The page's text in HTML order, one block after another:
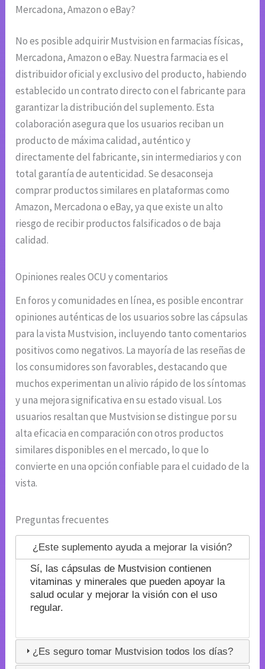
Mercadona, Amazon o eBay?
No es posible adquirir Mustvision en farmacias físicas,
Mercadona, Amazon o eBay. Nuestra farmacia es el
distribuidor oficial y exclusivo del producto, habiendo
establecido un contrato directo con el fabricante para
garantizar la distribución del suplemento. Esta
colaboración asegura que los usuarios reciban un
producto de máxima calidad, auténtico y
directamente del fabricante, sin intermediarios y con
total garantía de autenticidad. Se desaconseja
comprar productos similares en plataformas como
Amazon, Mercadona o eBay, ya que existe un alto
riesgo de recibir productos falsificados o de baja
calidad.
Opiniones reales OCU y comentarios
En foros y comunidades en línea, es posible encontrar
opiniones auténticas de los usuarios sobre las cápsulas
para la vista Mustvision, incluyendo tanto comentarios
positivos como negativos. La mayoría de las reseñas de
los consumidores son favorables, destacando que
muchos experimentan un alivio rápido de los síntomas
y una mejora significativa en su estado visual. Los
usuarios resaltan que Mustvision se distingue por su
alta eficacia en comparación con otros productos
similares disponibles en el mercado, lo que lo
convierte en una opción confiable para el cuidado de la
vista.
Preguntas frecuentes
¿Este suplemento ayuda a mejorar la visión?
Sí, las cápsulas de Mustvision contienen
vitaminas y minerales que pueden apoyar la
salud ocular y mejorar la visión con el uso
regular.
¿Es seguro tomar Mustvision todos los días?